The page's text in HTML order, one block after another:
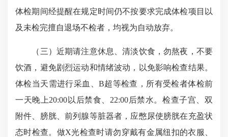
体检期间经提醒在规定时间仍不按要求完成体检项目以
及未检完擅自退场不检者，均视为自动放弃。
（三）近期请注意休息、清淡饮食，勿熬夜，不要
饮酒，避免剧烈运动和情绪波动，以免影响检查结果。
体检当天需进行采血、B超等检查，所有受检者体检前
一天晚上20:00 以后禁食、22:00后禁水。检查子宫、双
附件、膀胱、前列腺等脏器者，应憋尿使膀胱在充盈状
态时检查。做X光检查时请勿穿戴有金属纽扣的衣服、